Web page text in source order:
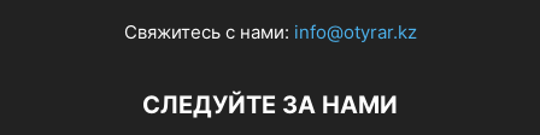
Свяжитесь с нами: info@otyrar.kz
СЛЕДУЙТЕ ЗА НАМИ